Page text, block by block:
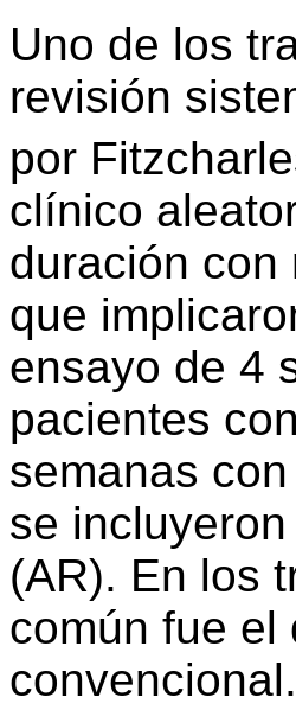
Uno de los
revisión
por
clínico
duración con
que
ensayo de 4
pacientes
semanas
se
(AR). En los
común fue el